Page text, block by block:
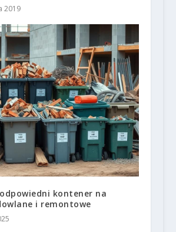
2019
kontener na
i remontowe